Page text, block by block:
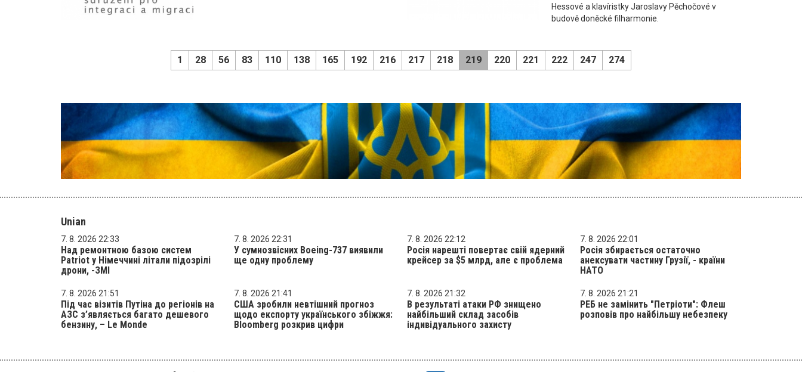
Hessové a klavíristky Jaroslavy Pěchočové v
budově doněcké filharmonie.
1 28 56 83 110 138 165 192 216 217 218 219 220 221 222 247 274
Unian
7. 8. 2026 22:33
Над ремонтною базою систем
Patriot у Німеччині літали підозрілі
дрони, -ЗМІ
7. 8. 2026 22:31
У сумнозвісних Boeing-737 виявили
ще одну проблему
7. 8. 2026 22:12
Росія нарешті повертає свій ядерний
крейсер за $5 млрд, але є проблема
7. 8. 2026 22:01
Росія збирається остаточно
анексувати частину Грузії, - країни
НАТО
7. 8. 2026 21:51
Під час візитів Путіна до регіонів на
АЗС з’являється багато дешевого
бензину, – Le Monde
7. 8. 2026 21:41
США зробили невтішний прогноз
щодо експорту українського збіжжя:
Bloomberg розкрив цифри
7. 8. 2026 21:32
В результаті атаки РФ знищено
найбільший склад засобів
індивідуального захисту
7. 8. 2026 21:21
РЕБ не замінить "Петріоти": Флеш
розповів про найбільшу небезпеку